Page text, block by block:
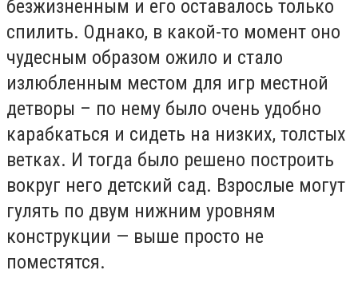
безжизненным и его оставалось только
спилить. Однако, в какой-то момент оно
чудесным образом ожило и стало
излюбленным местом для игр местной
детворы – по нему было очень удобно
карабкаться и сидеть на низких, толстых
ветках. И тогда было решено построить
вокруг него детский сад. Взрослые могут
гулять по двум нижним уровням
конструкции — выше просто не
поместятся.